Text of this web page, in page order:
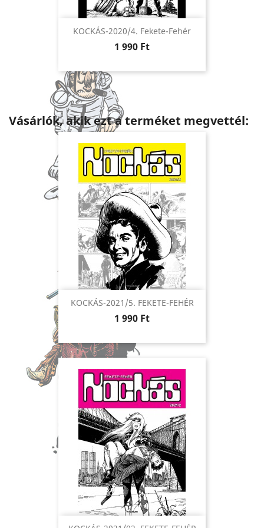
KOCKÁS-2020/4. Fekete-Fehér
Ár
1 990 Ft
Vásárlók, akik ezt a terméket megvettél:
KOCKÁS-2021/5. FEKETE-FEHÉR
Ár
1 990 Ft